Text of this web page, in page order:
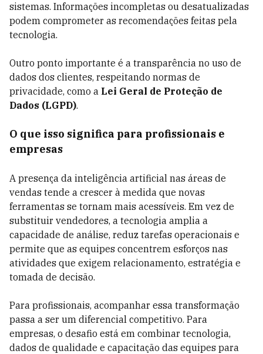
sistemas. Informações incompletas ou desatualizadas
podem comprometer as recomendações feitas pela
tecnologia.
Outro ponto importante é a transparência no uso de
dados dos clientes, respeitando normas de
privacidade, como a Lei Geral de Proteção de
Dados (LGPD).
O que isso significa para profissionais e
empresas
A presença da inteligência artificial nas áreas de
vendas tende a crescer à medida que novas
ferramentas se tornam mais acessíveis. Em vez de
substituir vendedores, a tecnologia amplia a
capacidade de análise, reduz tarefas operacionais e
permite que as equipes concentrem esforços nas
atividades que exigem relacionamento, estratégia e
tomada de decisão.
Para profissionais, acompanhar essa transformação
passa a ser um diferencial competitivo. Para
empresas, o desafio está em combinar tecnologia,
dados de qualidade e capacitação das equipes para